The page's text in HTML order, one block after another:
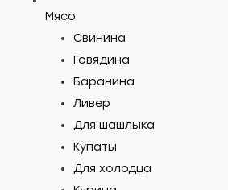
Мясо
Свинина
Говядина
Баранина
Ливер
Для шашлыка
Купаты
Для холодца